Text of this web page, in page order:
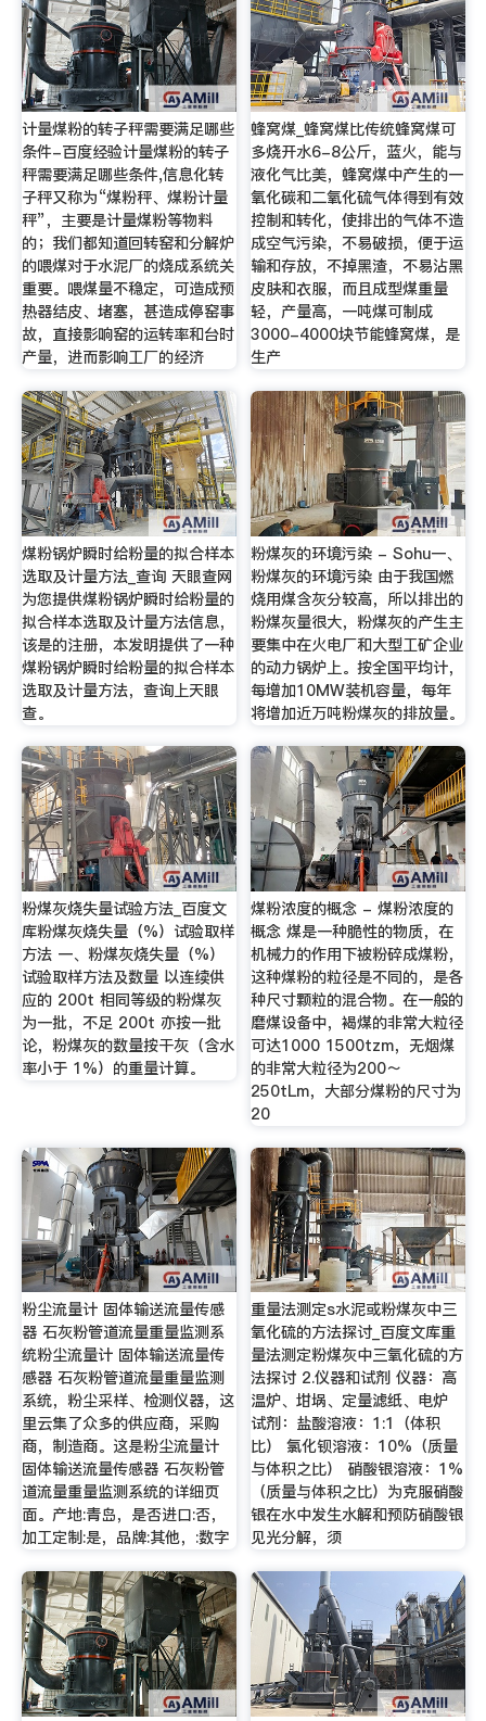
计量煤粉的转子秤需要满足哪些
条件-百度经验计量煤粉的转子
秤需要满足哪些条件,信息化转
子秤又称为“煤粉秤、煤粉计量
秤”，主要是计量煤粉等物料
的；我们都知道回转窑和分解炉
的喂煤对于水泥厂的烧成系统关
重要。喂煤量不稳定，可造成预
热器结皮、堵塞，甚造成停窑事
故，直接影响窑的运转率和台时
产量，进而影响工厂的经济
蜂窝煤_蜂窝煤比传统蜂窝煤可
多烧开水6-8公斤，蓝火，能与
液化气比美，蜂窝煤中产生的一
氧化碳和二氧化硫气体得到有效
控制和转化，使排出的气体不造
成空气污染，不易破损，便于运
输和存放，不掉黑渣，不易沾黑
皮肤和衣服，而且成型煤重量
轻，产量高，一吨煤可制成
3000-4000块节能蜂窝煤，是
生产
煤粉锅炉瞬时给粉量的拟合样本
选取及计量方法_查询 天眼查网
为您提供煤粉锅炉瞬时给粉量的
拟合样本选取及计量方法信息，
该是的注册，本发明提供了一种
煤粉锅炉瞬时给粉量的拟合样本
选取及计量方法，查询上天眼
查。
粉煤灰的环境污染 - Sohu一、
粉煤灰的环境污染 由于我国燃
烧用煤含灰分较高，所以排出的
粉煤灰量很大，粉煤灰的产生主
要集中在火电厂和大型工矿企业
的动力锅炉上。按全国平均计，
每增加10MW装机容量，每年
将增加近万吨粉煤灰的排放量。
粉煤灰烧失量试验方法_百度文
库粉煤灰烧失量（%）试验取样
方法 一、粉煤灰烧失量（%）
试验取样方法及数量 以连续供
应的 200t 相同等级的粉煤灰
为一批，不足 200t 亦按一批
论，粉煤灰的数量按干灰（含水
率小于 1%）的重量计算。
煤粉浓度的概念 - 煤粉浓度的
概念 煤是一种脆性的物质，在
机械力的作用下被粉碎成煤粉，
这种煤粉的粒径是不同的，是各
种尺寸颗粒的混合物。在一般的
磨煤设备中，褐煤的非常大粒径
可达1000 1500tzm，无烟煤
的非常大粒径为200～
250tLm，大部分煤粉的尺寸为
20
粉尘流量计 固体输送流量传感
器 石灰粉管道流量重量监测系
统粉尘流量计 固体输送流量传
感器 石灰粉管道流量重量监测
系统，粉尘采样、检测仪器，这
里云集了众多的供应商，采购
商，制造商。这是粉尘流量计
固体输送流量传感器 石灰粉管
道流量重量监测系统的详细页
面。产地:青岛，是否进口:否，
加工定制:是，品牌:其他，:数字
重量法测定s水泥或粉煤灰中三
氧化硫的方法探讨_百度文库重
量法测定粉煤灰中三氧化硫的方
法探讨 2.仪器和试剂 仪器：高
温炉、坩埚、定量滤纸、电炉
试剂：盐酸溶液：1:1（体积
比） 氯化钡溶液：10%（质量
与体积之比） 硝酸银溶液：1%
（质量与体积之比）为克服硝酸
银在水中发生水解和预防硝酸银
见光分解，须